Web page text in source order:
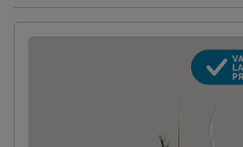
Garantie